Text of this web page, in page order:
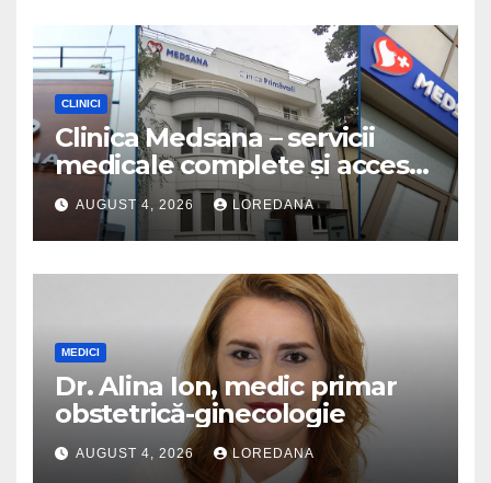
CLINICI
Clinica Medsana – servicii
medicale complete și acces
la specialiști cu experiență
AUGUST 4, 2026 LOREDANA
MEDICI
Dr. Alina Ion, medic primar
obstetrică-ginecologie
AUGUST 4, 2026 LOREDANA